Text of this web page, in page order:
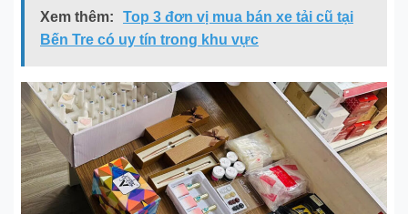
Xem thêm:
Top 3 đơn vị mua bán xe tải cũ tại
Bến Tre có uy tín trong khu vực